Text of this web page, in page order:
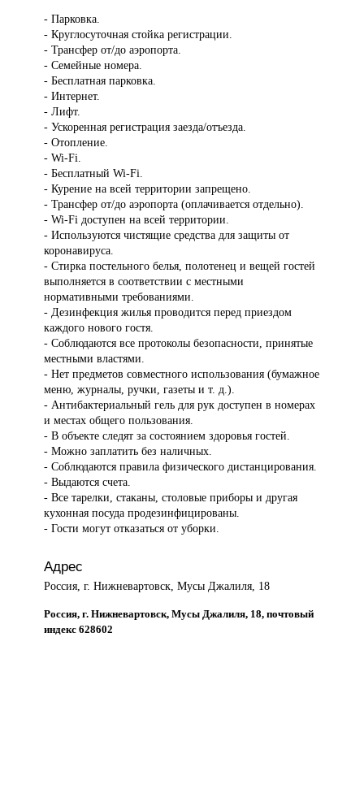
- Парковка.
- Круглосуточная стойка регистрации.
- Трансфер от/до аэропорта.
- Семейные номера.
- Бесплатная парковка.
- Интернет.
- Лифт.
- Ускоренная регистрация заезда/отъезда.
- Отопление.
- Wi-Fi.
- Бесплатный Wi-Fi.
- Курение на всей территории запрещено.
- Трансфер от/до аэропорта (оплачивается отдельно).
- Wi-Fi доступен на всей территории.
- Используются чистящие средства для защиты от
коронавируса.
- Стирка постельного белья, полотенец и вещей гостей
выполняется в соответствии с местными
нормативными требованиями.
- Дезинфекция жилья проводится перед приездом
каждого нового гостя.
- Соблюдаются все протоколы безопасности, принятые
местными властями.
- Нет предметов совместного использования (бумажное
меню, журналы, ручки, газеты и т. д.).
- Антибактериальный гель для рук доступен в номерах
и местах общего пользования.
- В объекте следят за состоянием здоровья гостей.
- Можно заплатить без наличных.
- Соблюдаются правила физического дистанцирования.
- Выдаются счета.
- Все тарелки, стаканы, столовые приборы и другая
кухонная посуда продезинфицированы.
- Гости могут отказаться от уборки.
Адрес
Россия, г. Нижневартовск, Мусы Джалиля, 18
Россия, г. Нижневартовск, Мусы Джалиля, 18, почтовый
индекс 628602